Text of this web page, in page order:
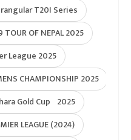
T20I Series
TOUR OF NEPAL 2025
League 2025
CHAMPIONSHIP 2025
Gold Cup 2025
LEAGUE (2024)